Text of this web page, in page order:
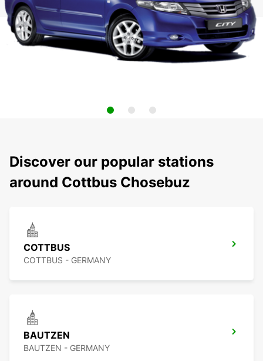
Discover our popular stations
around Cottbus Chosebuz
COTTBUS
COTTBUS - GERMANY
BAUTZEN
BAUTZEN - GERMANY